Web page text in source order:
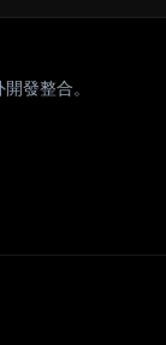
發整合。